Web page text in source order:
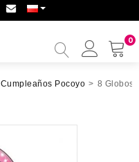
0
My
Cumpleaños Pocoyo > 8 Globos